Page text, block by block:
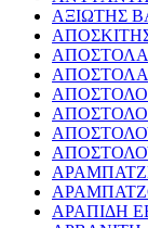
ΑΞΙΩΤΗΣ
ΑΡΑΠΙΔΗ